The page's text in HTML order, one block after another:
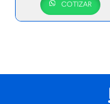
COTIZAR